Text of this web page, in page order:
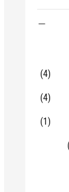
(4)
(4)
(1)